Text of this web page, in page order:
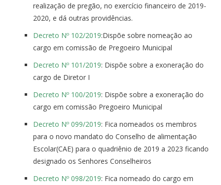
realização de pregão, no exercício financeiro de 2019-
2020, e dá outras providências.
Decreto Nº 102/2019:Dispõe sobre nomeação ao
cargo em comissão de Pregoeiro Municipal
Decreto Nº 101/2019: Dispõe sobre a exoneração do
cargo de Diretor I
Decreto Nº 100/2019: Dispõe sobre a exoneração do
cargo em comissão Pregoeiro Municipal
Decreto Nº 099/2019: Fica nomeados os membros
para o novo mandato do Conselho de alimentação
Escolar(CAE) para o quadriênio de 2019 a 2023 ficando
designado os Senhores Conselheiros
Decreto Nº 098/2019: Fica nomeado do cargo em